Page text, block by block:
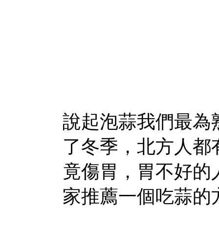
說起泡蒜我們最為
了冬季，北方人
竟傷胃，胃不好
家推薦一個吃蒜的